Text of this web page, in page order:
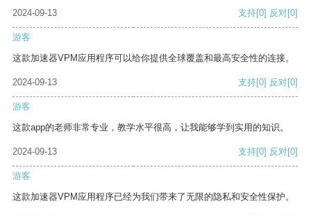
2024-09-13 支持[0] 反对[0]
游客
这款加速器VPM应用程序可以给你提供全球覆盖和最高安全性的连接。
2024-09-13 支持[0] 反对[0]
游客
这款app的老师非常专业，教学水平很高，让我能够学到实用的知识。
2024-09-13 支持[0] 反对[0]
游客
这款加速器VPM应用程序已经为我们带来了无限的隐私和安全性保护。